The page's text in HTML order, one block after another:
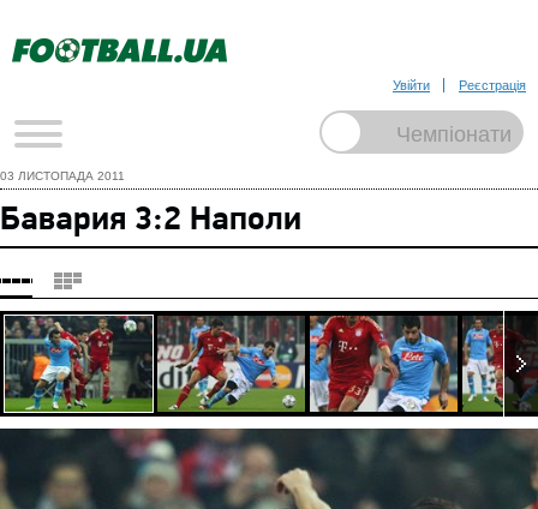
Увійти Реєстрація
03 ЛИСТОПАДА 2011
Бавария 3:2 Наполи